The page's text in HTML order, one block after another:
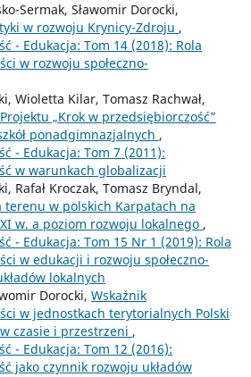
Sermak, Sławomir Dorocki,
w rozwoju Krynicy-Zdroju ,
- Edukacja: Tom 14 (2018): Rola
w rozwoju społeczno-
Wioletta Kilar, Tomasz Rachwał,
„Krok w przedsiębiorczość”
ponadgimnazjalnych ,
- Edukacja: Tom 7 (2011):
w warunkach globalizacji
Rafał Kroczak, Tomasz Bryndal,
terenu w polskich Karpatach na
w. a poziom rozwoju lokalnego ,
- Edukacja: Tom 15 Nr 1 (2019): Rola
w edukacji i rozwoju społeczno-
lokalnych
Dorocki, Wskaźnik
w jednostkach terytorialnych Polski
czasie i przestrzeni ,
- Edukacja: Tom 12 (2016):
jako czynnik rozwoju układów